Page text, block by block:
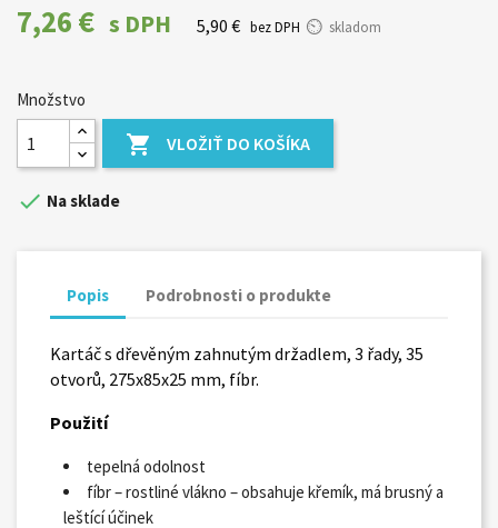
7,26 € s DPH 5,90 € bez DPH skladom
Množstvo
 VLOŽIŤ DO KOŠÍKA
 Na sklade
Popis Podrobnosti o produkte
Kartáč s dřevěným zahnutým držadlem, 3 řady, 35
otvorů, 275x85x25 mm, fíbr.
Použití
tepelná odolnost
fíbr – rostliné vlákno – obsahuje křemík, má brusný a
leštící účinek